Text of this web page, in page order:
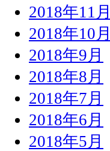
2018年11月
2018年10月
2018年9月
2018年8月
2018年7月
2018年6月
2018年5月